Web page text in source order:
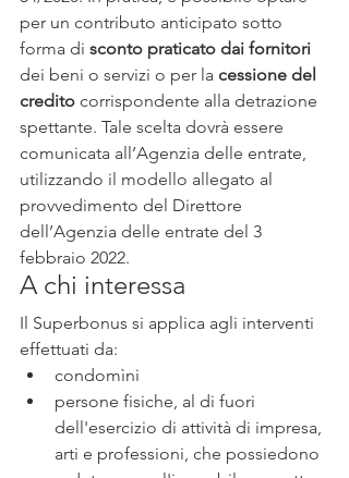
per un contributo anticipato sotto
forma di sconto praticato dai fornitori
dei beni o servizi o per la cessione del
credito corrispondente alla detrazione
spettante. Tale scelta dovrà essere
comunicata all’Agenzia delle entrate,
utilizzando il modello allegato al
provvedimento del Direttore
dell’Agenzia delle entrate del 3
febbraio 2022.
A chi interessa
Il Superbonus si applica agli interventi
effettuati da:
condomìni
persone fisiche, al di fuori
dell'esercizio di attività di impresa,
arti e professioni, che possiedono